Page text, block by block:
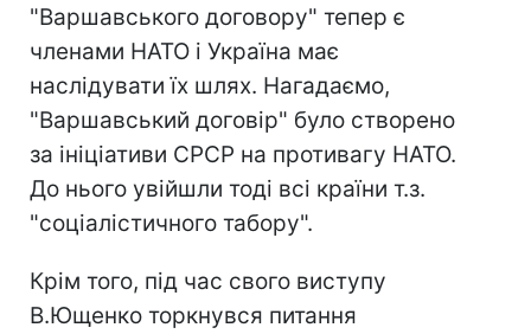
"Варшавського договору" тепер є
членами НАТО і Україна має
наслідувати їх шлях. Нагадаємо,
"Варшавський договір" було створено
за ініціативи СРСР на противагу НАТО.
До нього увійшли тоді всі країни т.з.
"соціалістичного табору".
Крім того, під час свого виступу
В.Ющенко торкнувся питання